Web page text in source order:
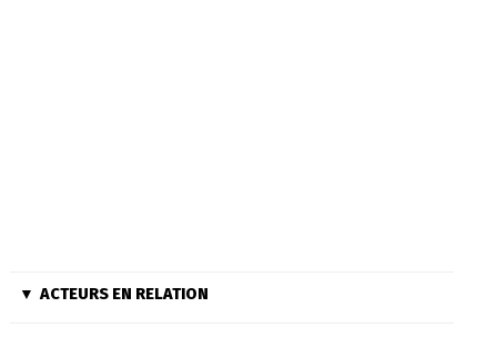
ACTEURS EN RELATION